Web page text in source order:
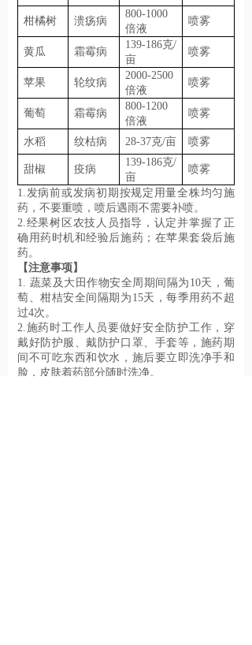
柑橘树 溃疡病
800-1000
倍液
喷雾
黄瓜 霜霉病
139-186克/
亩
喷雾
苹果 轮纹病
2000-2500
倍液
喷雾
葡萄 霜霉病
800-1200
倍液
喷雾
水稻 纹枯病 28-37克/亩 喷雾
甜椒 疫病
139-186克/
亩
喷雾
1.发病前或发病初期按规定用量全株均匀施
药，不要重喷，喷后遇雨不需要补喷。
2.经果树区农技人员指导，认定并掌握了正
确用药时机和经验后施药；在苹果套袋后施
药。
【注意事项】
1. 蔬菜及大田作物安全周期间隔为10天，葡
萄、柑桔安全间隔期为15天，每季用药不超
过4次。
2.施药时工作人员要做好安全防护工作，穿
戴好防护服、戴防护口罩、手套等，施药期
间不可吃东西和饮水，施后要立即洗净手和
脸，皮肤着药部分随时洗净。